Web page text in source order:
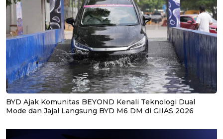
BYD Ajak Komunitas BEYOND Kenali Teknologi Dual
Mode dan Jajal Langsung BYD M6 DM di GIIAS 2026